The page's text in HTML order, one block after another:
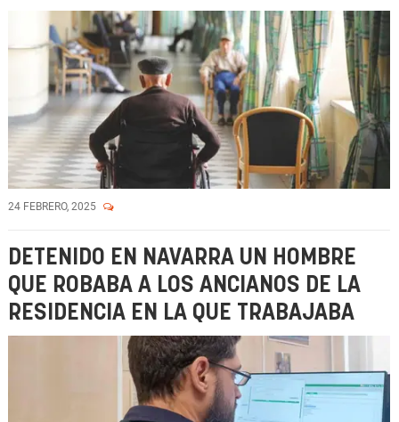
24 FEBRERO, 2025
DETENIDO EN NAVARRA UN HOMBRE
QUE ROBABA A LOS ANCIANOS DE LA
RESIDENCIA EN LA QUE TRABAJABA